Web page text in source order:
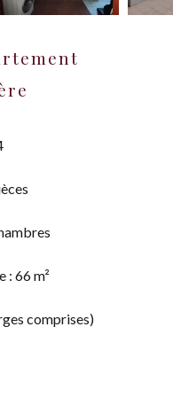
: 66 m²
comprises)